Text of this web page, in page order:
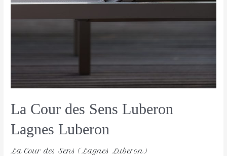
La Cour des Sens Luberon
Lagnes Luberon
La Cour des Sens (Lagnes Luberon)